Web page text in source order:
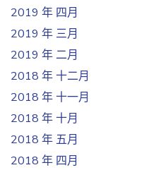
2019 年 四月
2019 年 三月
2019 年 二月
2018 年 十二月
2018 年 十一月
2018 年 十月
2018 年 五月
2018 年 四月